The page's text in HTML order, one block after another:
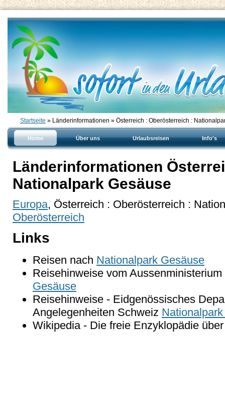
Startseite » Länderinformationen » Österreich : Oberösterreich :
Home Über uns Urlaubsreisen Info's
Länderinformationen
Nationalpark Gesäuse
Europa, Österreich : Oberösterreich :
Oberösterreich
Links
Reisen nach Nationalpark Gesäuse
Reisehinweise vom
Gesäuse
Reisehinweise - Eidgenössisches
Angelegenheiten Schweiz
Wikipedia - Die freie Enzyklopädie